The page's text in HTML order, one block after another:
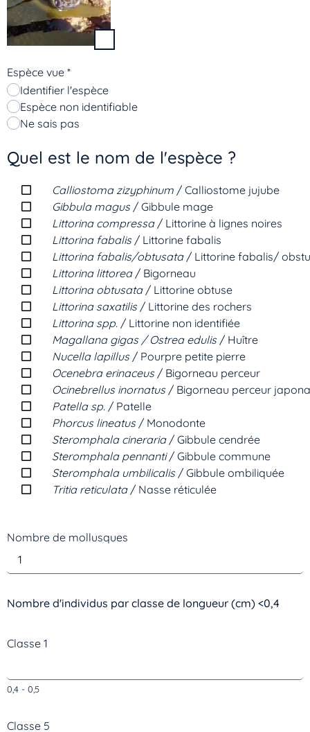
Espèce vue *
Identifier l'espèce
Espèce non identifiable
Ne sais pas
Quel est le nom de l'espèce ?
Calliostoma zizyphinum / Calliostome jujube
Gibbula magus/ Gibbule mage
Littorina compressa/ Littorine à lignes noires
Littorina fabalis/ Littorine fabalis
Littorina fabalis/obtusata/ Littorine fabalis/
Littorina littorea/ Bigorneau
Littorina obtusata/ Littorine obtuse
Littorina saxatilis/ Littorine des rochers
Littorina spp. / Littorine non identifiée
Magallana gigas / Ostrea edulis/ Huître
Nucella lapillus/ Pourpre petite pierre
Ocenebra erinaceus/ Bigorneau perceur
Ocinebrellus inornatus/ Bigorneau perceur
Patella sp. / Patelle
Phorcus lineatus/ Monodonte
Steromphala cineraria/ Gibbule cendrée
Steromphala pennanti/ Gibbule commune
Steromphala umbilicalis/ Gibbule ombiliquée
Tritia reticulata/ Nasse réticulée
Nombre de mollusques
Nombre d'individus par classe de longueur (cm) <0,4
Classe 1
0,4 - 0,5
Classe 5